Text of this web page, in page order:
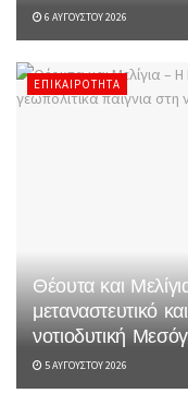
6 ΑΥΓΟΎΣΤΟΥ 2026
ΕΠΙΚΑΙΡΌΤΗΤΑ
Θέουτα και
μεταναστευτικό
νοτιοδυτική
5 ΑΥΓΟΎΣΤΟΥ 2026